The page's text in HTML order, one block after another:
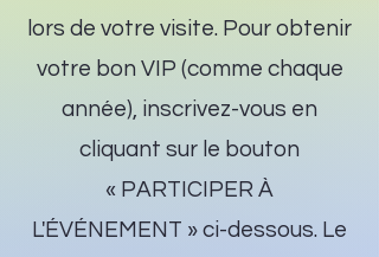
lors de votre visite. Pour obtenir
votre bon VIP (comme chaque
année), inscrivez-vous en
cliquant sur le bouton
« PARTICIPER À
L'ÉVÉNEMENT » ci-dessous. Le